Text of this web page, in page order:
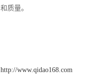
和质量。
http://www.qidao168.com